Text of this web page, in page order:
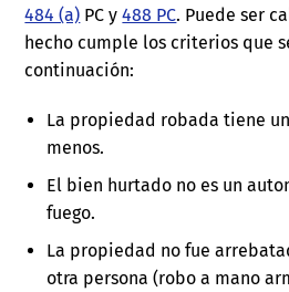
484 (a) PC y488 PC. Puede ser
hecho cumple los criterios que
continuación:
La propiedad robada tiene
menos.
El bien hurtado no es un
fuego.
La propiedad no fue
otra persona (robo a mano